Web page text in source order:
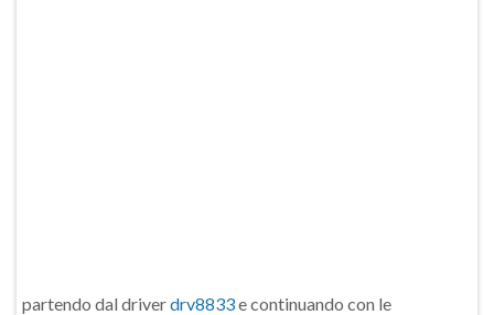
partendo dal driverdrv8833e continuando con le